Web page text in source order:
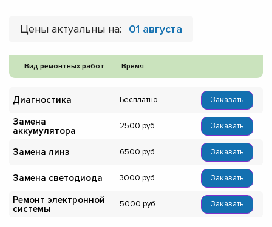
Цены актуальны на: 01 августа
Вид ремонтных работ Время
Диагностика Бесплатно Заказать
Замена
аккумулятора
2500 Заказать
Замена линз 6500 Заказать
Замена светодиода 3000 Заказать
Ремонт электронной
системы
5000 Заказать